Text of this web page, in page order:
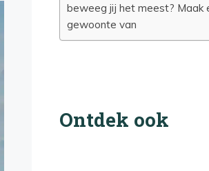
beweeg jij het meest? Maak
gewoonte van
Ontdek ook